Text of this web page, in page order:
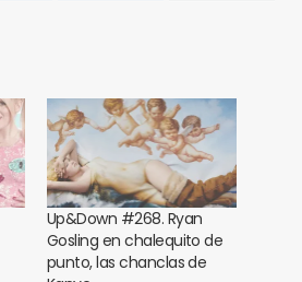
Up&Down #268. Ryan
Gosling en chalequito de
punto, las chanclas de